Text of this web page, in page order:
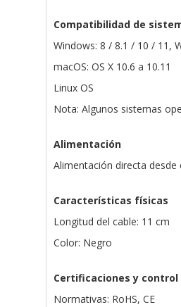
Compatibilidad de
Windows: 8 / 8.1 / 10 / 11,
macOS: OS X 10.6 a 10.11
Linux OS
Nota: Algunos sistemas
Alimentación
Alimentación directa
Características físicas
Longitud del cable: 11 cm
Color: Negro
Certificaciones y control
Normativas: RoHS, CE